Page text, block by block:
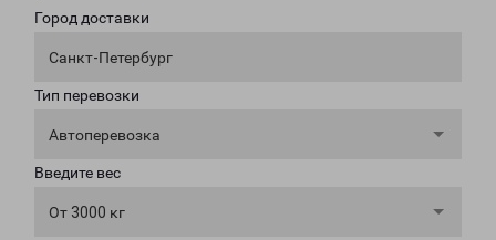
Город доставки
Санкт-Петербург
Тип перевозки
Автоперевозка
Введите вес
От 3000 кг